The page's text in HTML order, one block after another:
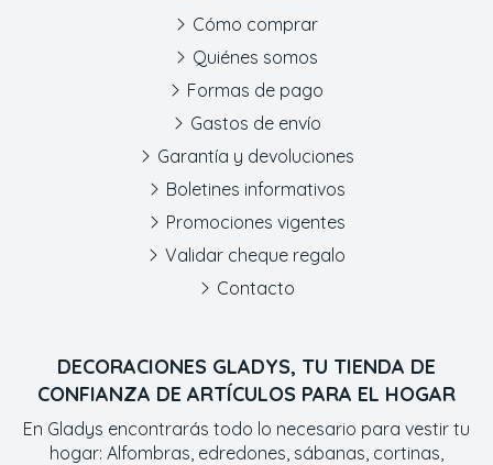
DECORACIONES GLADYS, TU TIENDA DE
CONFIANZA DE ARTÍCULOS PARA EL HOGAR
En Gladys encontrarás todo lo necesario para vestir tu
hogar: Alfombras, edredones, sábanas, cortinas,
Cómo comprar
Quiénes somos
Formas de pago
Gastos de envío
Garantía y devoluciones
Boletines informativos
Promociones vigentes
Validar cheque regalo
Contacto